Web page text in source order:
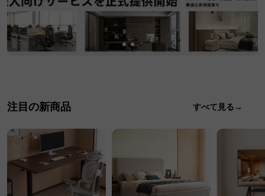
注目の新商品 すべて見る→